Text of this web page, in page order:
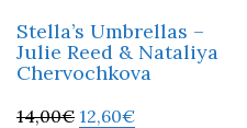
Stella’s Umbrellas –
Julie Reed & Nataliya
Chervochkova
14,00€ 12,60€